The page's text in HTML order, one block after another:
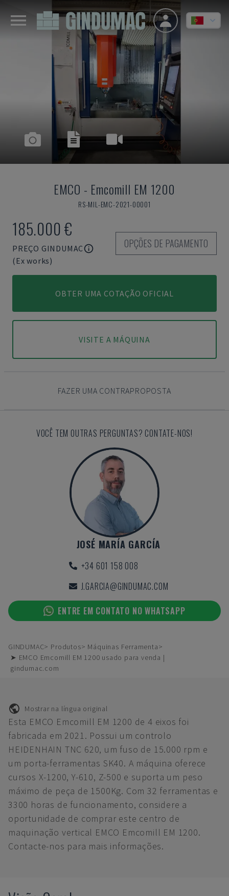
EMCO - Emcomill EM 1200
RS-MIL-EMC-2021-00001
185.000 €
PREÇO GINDUMAC
(Ex works)
OPÇÕES DE PAGAMENTO
OBTER UMA COTAÇÃO OFICIAL
VISITE A MÁQUINA
FAZER UMA CONTRAPROPOSTA
VOCÊ TEM OUTRAS PERGUNTAS? CONTATE-NOS!
JOSÉ MARÍA GARCÍA
+34 601 158 008
J.GARCIA@GINDUMAC.COM
ENTRE EM CONTATO NO WHATSAPP
GINDUMAC Produtos
Máquinas Ferramenta
➤ EMCO Emcomill EM 1200 usado para venda |
gindumac.com
Mostrar na língua original
Esta EMCO Emcomill EM 1200 de 4 eixos foi
fabricada em 2021. Possui um controlo
HEIDENHAIN TNC 620, um fuso de 15.000 rpm e
um porta-ferramentas SK40. A máquina oferece
cursos X-1200, Y-610, Z-500 e suporta um peso
máximo de peça de 1500Kg. Com 32 ferramentas e
3300 horas de funcionamento, considere a
oportunidade de comprar este centro de
maquinação vertical EMCO Emcomill EM 1200.
Contacte-nos para mais informações.